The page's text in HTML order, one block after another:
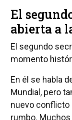
El
abierta a
El segundo
momento
En él se habla
Mundial, pero
nuevo conflicto
rumbo.